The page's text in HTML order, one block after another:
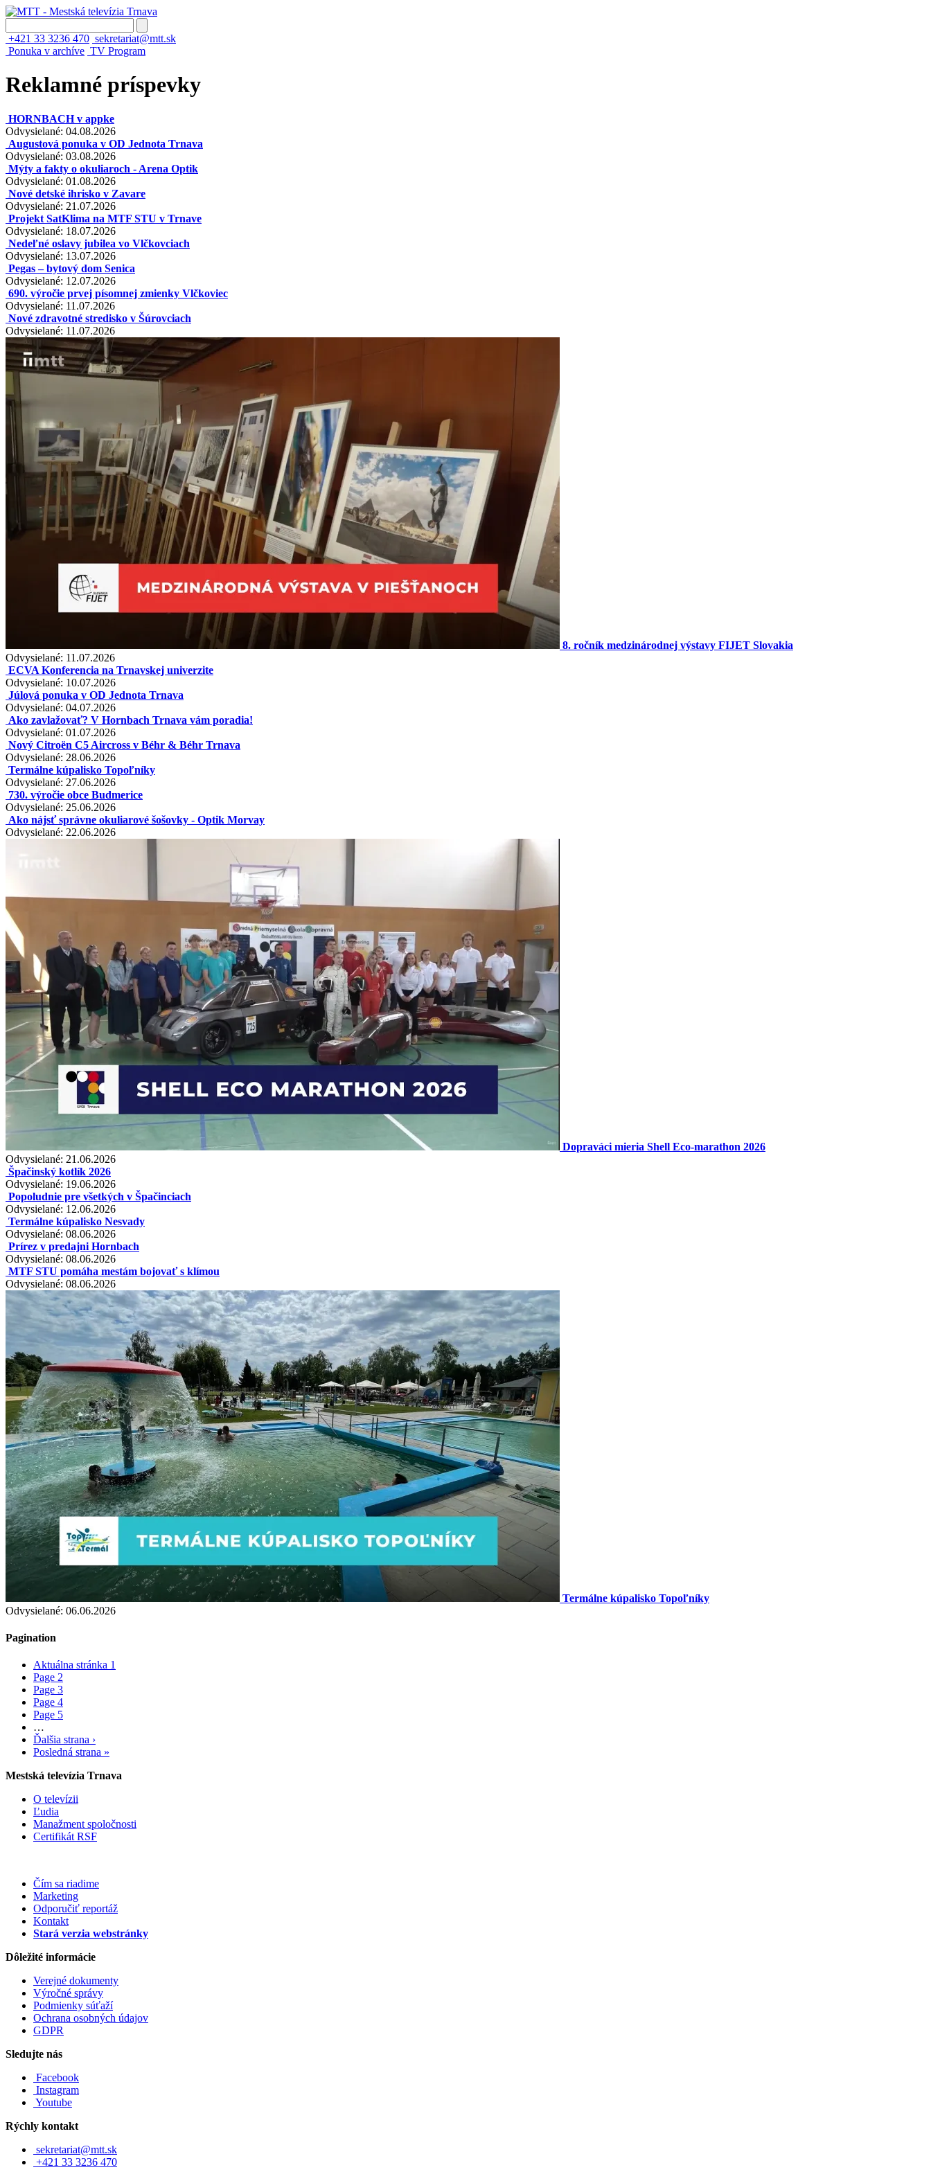
+421 33 3236 470 sekretariat@mtt.sk
Ponuka v archíve TV Program
Reklamné príspevky
HORNBACH v appke
Odvysielané: 04.08.2026
Augustová ponuka v OD Jednota Trnava
Odvysielané: 03.08.2026
Mýty a fakty o okuliaroch - Arena Optik
Odvysielané: 01.08.2026
Nové detské ihrisko v Zavare
Odvysielané: 21.07.2026
Projekt SatKlima na MTF STU v Trnave
Odvysielané: 18.07.2026
Nedeľné oslavy jubilea vo Vlčkovciach
Odvysielané: 13.07.2026
Pegas – bytový dom Senica
Odvysielané: 12.07.2026
690. výročie prvej písomnej zmienky Vlčkoviec
Odvysielané: 11.07.2026
Nové zdravotné stredisko v Šúrovciach
Odvysielané: 11.07.2026
8. ročník medzinárodnej výstavy FIJET Slovakia
Odvysielané: 11.07.2026
ECVA Konferencia na Trnavskej univerzite
Odvysielané: 10.07.2026
Júlová ponuka v OD Jednota Trnava
Odvysielané: 04.07.2026
Ako zavlažovať? V Hornbach Trnava vám poradia!
Odvysielané: 01.07.2026
Nový Citroën C5 Aircross v Béhr & Béhr Trnava
Odvysielané: 28.06.2026
Termálne kúpalisko Topoľníky
Odvysielané: 27.06.2026
730. výročie obce Budmerice
Odvysielané: 25.06.2026
Ako nájsť správne okuliarové šošovky - Optik Morvay
Odvysielané: 22.06.2026
Dopraváci mieria Shell Eco-marathon 2026
Odvysielané: 21.06.2026
Špačinský kotlík 2026
Odvysielané: 19.06.2026
Popoludnie pre všetkých v Špačinciach
Odvysielané: 12.06.2026
Termálne kúpalisko Nesvady
Odvysielané: 08.06.2026
Prírez v predajni Hornbach
Odvysielané: 08.06.2026
MTF STU pomáha mestám bojovať s klímou
Odvysielané: 08.06.2026
Termálne kúpalisko Topoľníky
Odvysielané: 06.06.2026
Pagination
Aktuálna stránka 1
Page 2
Page 3
Page 4
Page 5
…
Ďalšia strana ›
Posledná strana »
Mestská televízia Trnava
O televízii
Ľudia
Manažment spoločnosti
Certifikát RSF
Čím sa riadime
Marketing
Odporučiť reportáž
Kontakt
Stará verzia webstránky
Dôležité informácie
Verejné dokumenty
Výročné správy
Podmienky súťaží
Ochrana osobných údajov
GDPR
Sledujte nás
Facebook
Instagram
Youtube
Rýchly kontakt
sekretariat@mtt.sk
+421 33 3236 470